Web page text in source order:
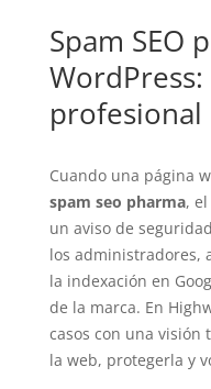
Spam SEO
profesional
Cuando una página
spam seo pharma,
un aviso de
los administradores,
la indexación en
de la marca. En
casos con una visión
la web, protegerla y